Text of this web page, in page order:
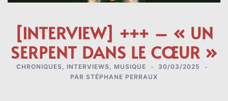
[INTERVIEW] +++ – « UN
SERPENT DANS LE CŒUR »
CHRONIQUES , INTERVIEWS , MUSIQUE
30/03/2025
PAR STÉPHANE PERRAUX